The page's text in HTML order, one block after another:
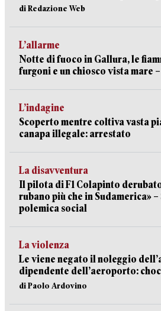
di Redazione Web
L’allarme
Notte di fuoco in Gallura, le
furgoni e un chiosco vista mare
L’indagine
Scoperto mentre coltiva vasta
canapa illegale: arrestato
La disavventura
Il pilota di F1 Colapinto
rubano più che in Sudamerica»
polemica social
La violenza
Le viene negato il noleggio
dipendente dell’aeroporto:
di Paolo Ardovino